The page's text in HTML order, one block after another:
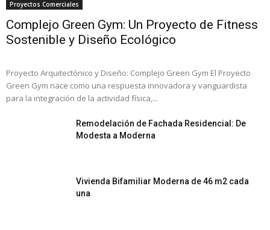
Proyectos Comerciales
Complejo Green Gym: Un Proyecto de Fitness
Sostenible y Diseño Ecológico
Proyecto Arquitectónico y Diseño: Complejo Green Gym El Proyecto
Green Gym nace como una respuesta innovadora y vanguardista
para la integración de la actividad física,...
Remodelación de Fachada Residencial: De
Modesta a Moderna
Vivienda Bifamiliar Moderna de 46 m2 cada
una